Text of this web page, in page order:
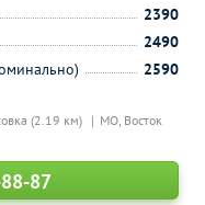
(2.19 км) МО, Восток
2390
2490
2590
87